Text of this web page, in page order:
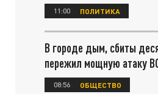
11:00 ПОЛИТИКА
В городе дым, сбиты
пережил мощную атаку
08:56 ОБЩЕСТВО